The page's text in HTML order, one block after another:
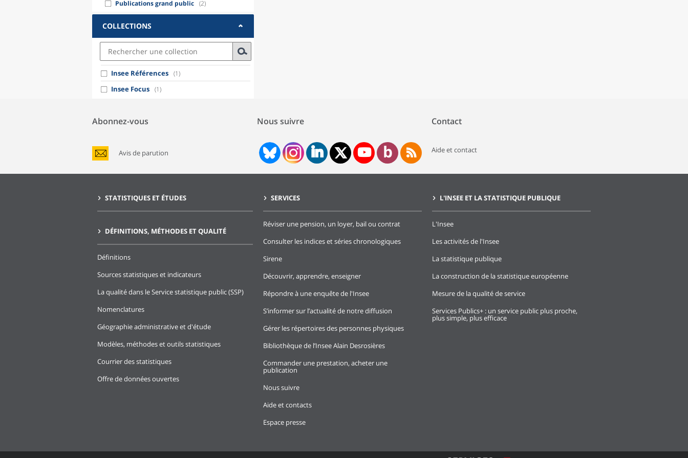
Publications grand public (2)
COLLECTIONS
Insee Références (1)
Insee Focus (1)
Abonnez-vous
Avis de parution
Nous suivre Contact
Aide et contact
STATISTIQUES ET ÉTUDES
DÉFINITIONS, MÉTHODES ET QUALITÉ
Définitions
Sources statistiques et indicateurs
La qualité dans le Service statistique public (SSP)
Nomenclatures
Géographie administrative et d'étude
Modèles, méthodes et outils statistiques
Courrier des statistiques
Offre de données ouvertes
SERVICES
Réviser une pension, un loyer, bail ou contrat
Consulter les indices et séries chronologiques
Sirene
Découvrir, apprendre, enseigner
Répondre à une enquête de l'Insee
S’informer sur l’actualité de notre diffusion
Gérer les répertoires des personnes physiques
Bibliothèque de l’Insee Alain Desrosières
Commander une prestation, acheter une
publication
Nous suivre
Aide et contacts
Espace presse
L'INSEE ET LA STATISTIQUE PUBLIQUE
L'Insee
Les activités de l'Insee
La statistique publique
La construction de la statistique européenne
Mesure de la qualité de service
Services Publics+ : un service public plus proche,
plus simple, plus efficace